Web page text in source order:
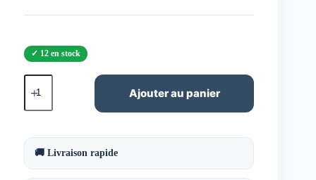
12 en stock
quantité
de
Insectes
ACTO
–
Ajouter au panier
🚚 Livraison rapide